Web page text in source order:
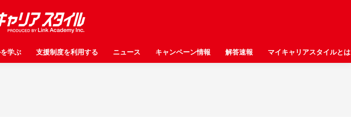
学ぶ 支援制度を利用する ニュース キャンペーン情報 解答速報 マイキャリアスタイルとは
学ぶ 支援制度を利用する ニュース キャンペーン情報 解答速報 マイキャリアスタイルとは